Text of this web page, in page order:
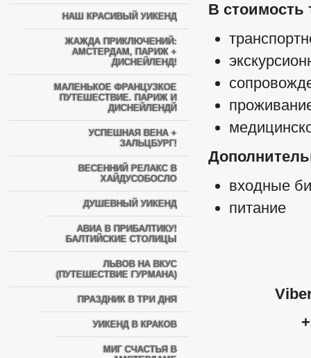
НАШ КРАСИВЫЙ УИКЕНД
ЖАЖДА ПРИКЛЮЧЕНИЙ:
АМСТЕРДАМ, ПАРИЖ +
ДИСНЕЙЛЕНД!
МАЛЕНЬКОЕ ФРАНЦУЗКОЕ
ПУТЕШЕСТВИЕ. ПАРИЖ И
ДИСНЕЙЛЕНДЙ
УСПЕШНАЯ ВЕНА +
ЗАЛЬЦБУРГ!
ВЕСЕННИЙ РЕЛАКС В
ХАЙДУСОБОСЛО
ДУШЕВНЫЙ УИКЕНД
АВИА В ПРИБАЛТИКУ!
БАЛТИЙСКИЕ СТОЛИЦЫ
ЛЬВОВ НА ВКУС
(ПУТЕШЕСТВИЕ ГУРМАНА)
ПРАЗДНИК В ТРИ ДНЯ
УИКЕНД В КРАКОВ
МИГ СЧАСТЬЯ В
В стоимость
входные
питание